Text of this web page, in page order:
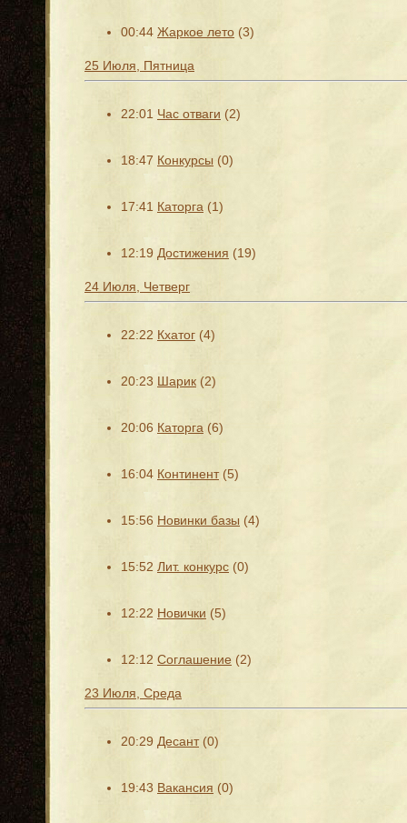
00:44 Жаркое лето (3)
25 Июля, Пятница
22:01 Час отваги (2)
18:47 Конкурсы (0)
17:41 Каторга (1)
12:19 Достижения (19)
24 Июля, Четверг
22:22 Кхатог (4)
20:23 Шарик (2)
20:06 Каторга (6)
16:04 Континент (5)
15:56 Новинки базы (4)
15:52 Лит. конкурс (0)
12:22 Новички (5)
12:12 Соглашение (2)
23 Июля, Среда
20:29 Десант (0)
19:43 Вакансия (0)